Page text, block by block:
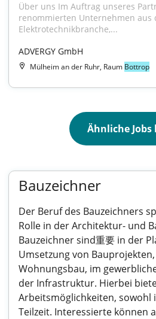
Über uns Im Auftrag unseres
renommierten Unternehmen aus
Elektrotechnikbranche,...
ADVERGY GmbH
Mülheim an der Ruhr, Raum Bottrop
Ähnliche Jobs
Bauzeichner
Der Beruf des Bauzeichners
Rolle in der Architektur- und
Bauzeichner sind重要 in der
Umsetzung von
Wohnungsbau, im
der Infrastruktur. Hierbei
Arbeitsmöglichkeiten, sowohl
Teilzeit. Interessierte können